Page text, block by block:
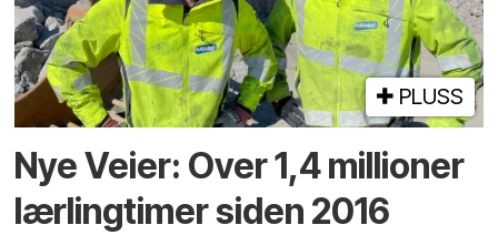
PLUSS
Nye Veier: Over 1,4 millioner
lærlingtimer siden 2016